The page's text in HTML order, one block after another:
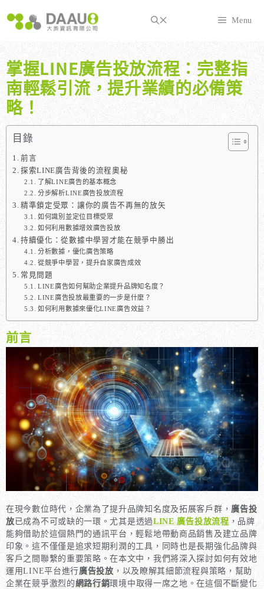
至
內
容
Menu
掌握LINE廣告投放流程：完整指
南輕鬆引流，提升業績的必備策
略！
目錄
前言
探索LINE廣告背後的流程奧秘
了解LINE廣告的基本概念
分步解析LINE廣告投放流程
精準鎖定受眾：讓你的廣告不再無的放矢
如何識別並定位目標受眾
如何利用數據增效廣告投放
持續優化：從數據中學習才能在競爭中勝出
分析數據，優化廣告策略
從競爭中學習，提升自家廣告成效
常見問題
LINE廣告如何幫助企業提升品牌知名度？
LINE廣告投放最重要的一步是什麼？
如何利用數據來優化LINE廣告效益？
前言
在現今數位時代，企業為了提升品牌知名度及拓展客戶群，廣告投
放已成為不可或缺的一環。尤其是透過LINE 廣告投放流程，品牌
能夠借助於這個熱門的通訊平台，輕鬆地帶動商品銷售及建立品牌
印象。這不僅僅是追求短期利潤的工具，同時也是長期強化品牌與
客戶之間聯繫的重要策略。在本文中，我們將深入探討如何有效地
運用LINE平台進行廣告投放，以及瞭解其細節流程與策略，幫助
企業在競爭激烈的網路行銷環境中取得一席之地。在這個不斷變化